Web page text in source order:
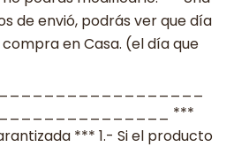
de envió, podrás ver que día
en Casa. (el día que
***
*** 1.- Si el producto